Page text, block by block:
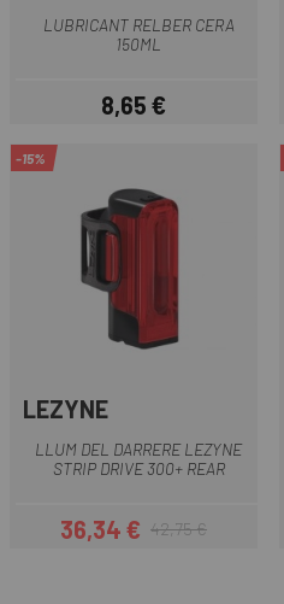
LUBRICANT RELBER CERA
150ML
Preu
8,65 €
-15%
LEZYNE
LLUM DEL DARRERE LEZYNE
STRIP DRIVE 300+ REAR
Preu
36,34 €Preu regular
42,75 €